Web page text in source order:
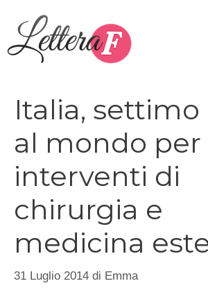
contenuto
Italia, settimo
al mondo per
interventi di
chirurgia e
medicina
31 Luglio 2014 di Emma